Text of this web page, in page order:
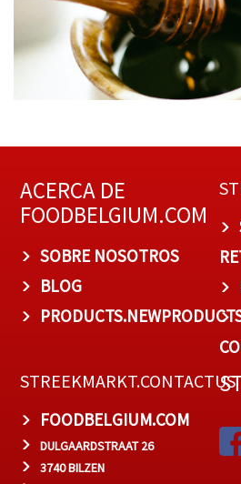
ACERCA DE
FOODBELGIUM.COM
SOBRE NOSOTROS
BLOG
STREEKMARKT.CONTACTUS
FOODBELGIUM.COM
DULGAARDSTRAAT 26
3740 BILZEN